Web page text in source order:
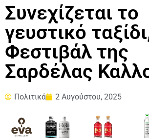
Συνεχίζεται το
γευστικό
Φεστιβάλ της
Σαρδέλας
Πολιτικά 2 Αυγούστου, 2025